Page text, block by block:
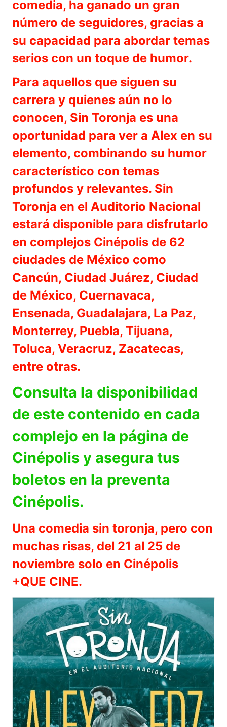
comedia, ha ganado un gran
número de seguidores, gracias a
su capacidad para abordar temas
serios con un toque de humor.
Para aquellos que siguen su
carrera y quienes aún no lo
conocen, Sin Toronja es una
oportunidad para ver a Alex en su
elemento, combinando su humor
característico con temas
profundos y relevantes. Sin
Toronja en el Auditorio Nacional
estará disponible para disfrutarlo
en complejos Cinépolis de 62
ciudades de México como
Cancún, Ciudad Juárez, Ciudad
de México, Cuernavaca,
Ensenada, Guadalajara, La Paz,
Monterrey, Puebla, Tijuana,
Toluca, Veracruz, Zacatecas,
entre otras.
Consulta la disponibilidad
de este contenido en cada
complejo en la página de
Cinépolis y asegura tus
boletos en la preventa
Cinépolis.
Una comedia sin toronja, pero con
muchas risas, del 21 al 25 de
noviembre solo en Cinépolis
+QUE CINE.